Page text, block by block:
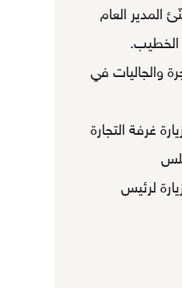
العام
الخطيب.
والجاليات في
غرفة التجارة
لرئيس